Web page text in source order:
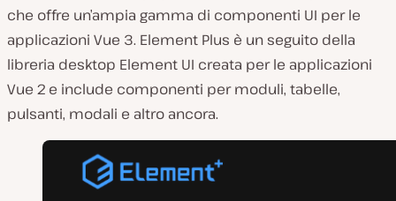
che offre un’ampia gamma di componenti UI per le
applicazioni Vue 3. Element Plus è un seguito della
libreria desktop Element UI creata per le applicazioni
Vue 2 e include componenti per moduli, tabelle,
pulsanti, modali e altro ancora.